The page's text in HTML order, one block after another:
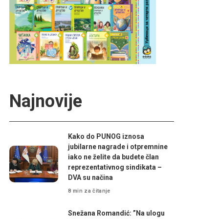
Najnovije
Kako do PUNOG iznosa
jubilarne nagrade i otpremnine
iako ne želite da budete član
reprezentativnog sindikata –
DVA su načina
8 min za čitanje
Snežana Romandić: ”Na ulogu